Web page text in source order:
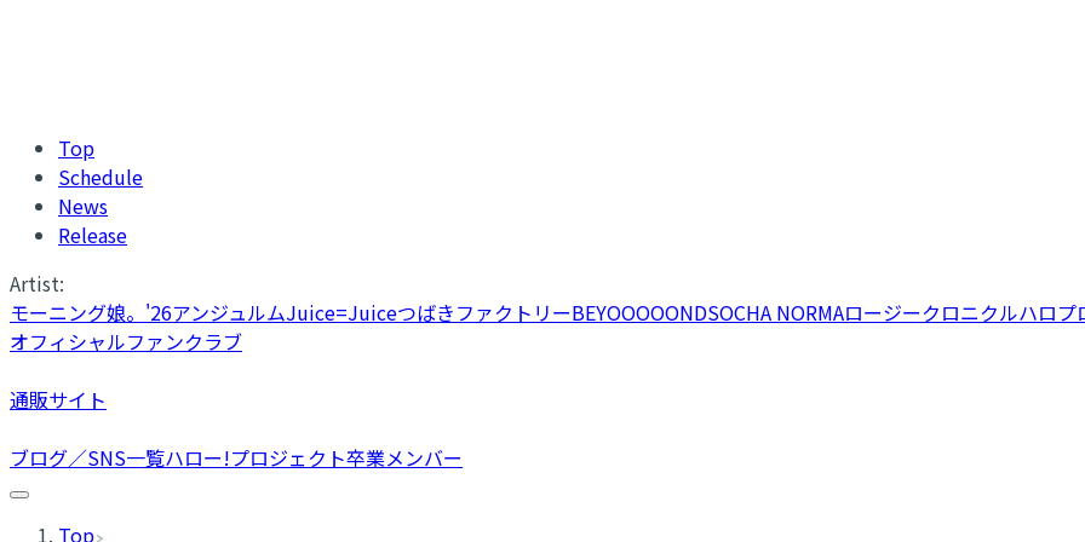
Top
Schedule
News
Release
Artist:
モーニング娘。'26アンジュルムJuice=JuiceつばきファクトリーBEYOOOOONDSOCHA NORMAロージークロニクルハロプ
オフィシャルファンクラブ
通販サイト
ブログ／SNS一覧ハロー!プロジェクト卒業メンバー
Top